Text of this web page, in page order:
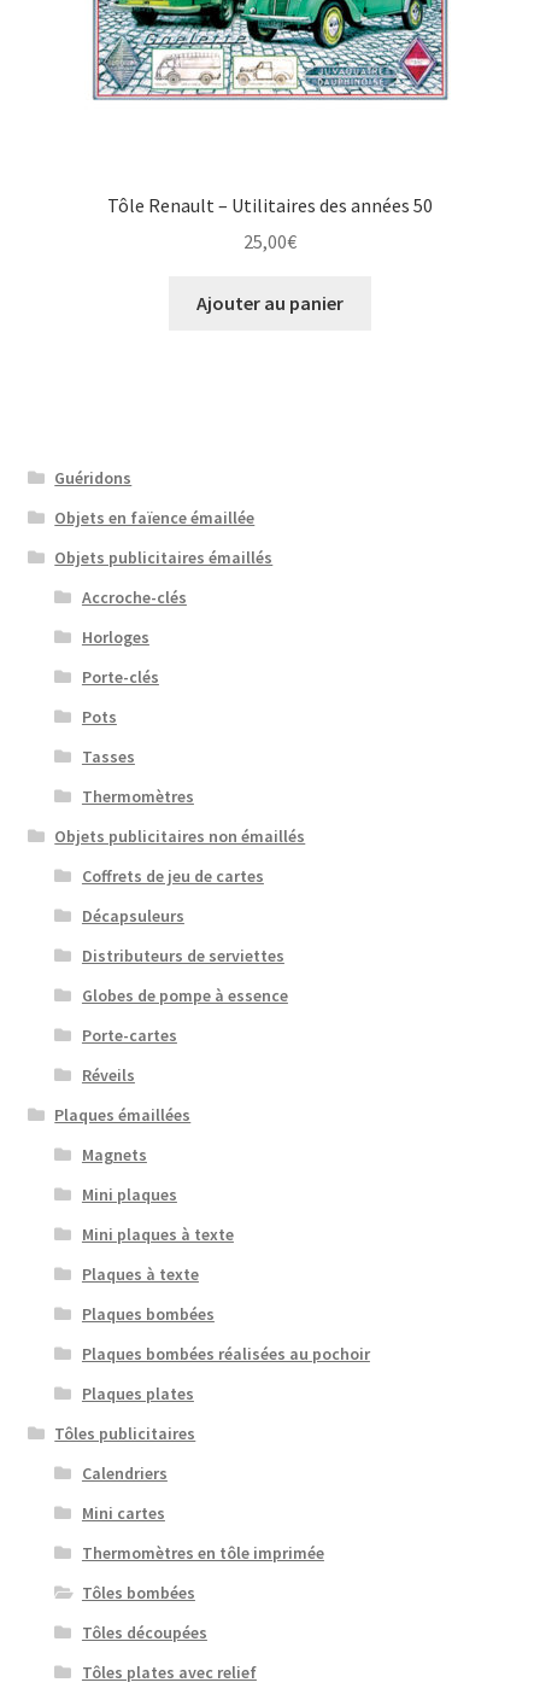
Tôle Renault – Utilitaires des années 50
25,00€
Ajouter au panier
Guéridons
Objets en faïence émaillée
Objets publicitaires émaillés
Accroche-clés
Horloges
Porte-clés
Pots
Tasses
Thermomètres
Objets publicitaires non émaillés
Coffrets de jeu de cartes
Décapsuleurs
Distributeurs de serviettes
Globes de pompe à essence
Porte-cartes
Réveils
Plaques émaillées
Magnets
Mini plaques
Mini plaques à texte
Plaques à texte
Plaques bombées
Plaques bombées réalisées au pochoir
Plaques plates
Tôles publicitaires
Calendriers
Mini cartes
Thermomètres en tôle imprimée
Tôles bombées
Tôles découpées
Tôles plates avec relief